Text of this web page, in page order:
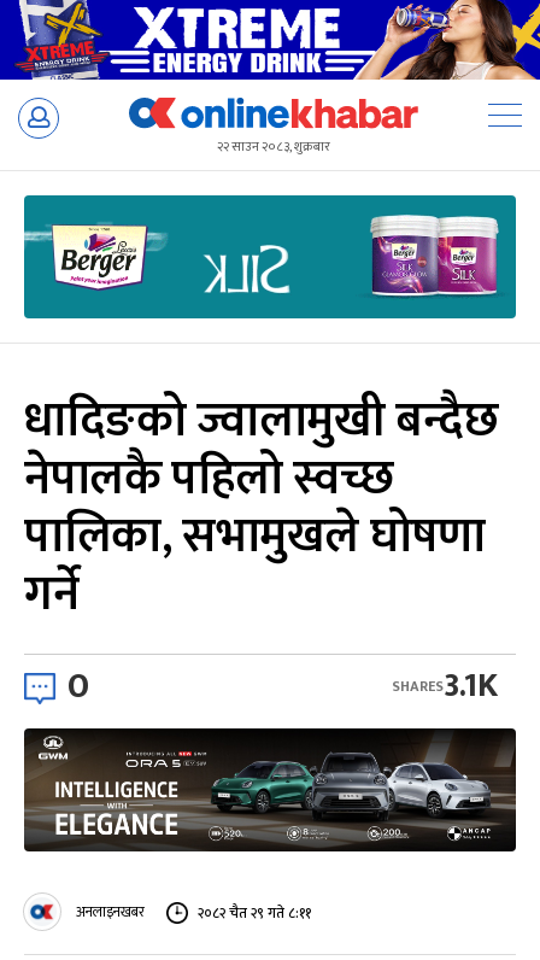
Skip
२२ साउन २०८३, शुक्रबार
धादिङको ज्वालामुखी बन्दैछ
नेपालकै पहिलो स्वच्छ
पालिका, सभामुखले घोषणा
गर्ने
0 3.1K
SHARES
अनलाइनखबर २०८२ चैत २९ गते ८:११